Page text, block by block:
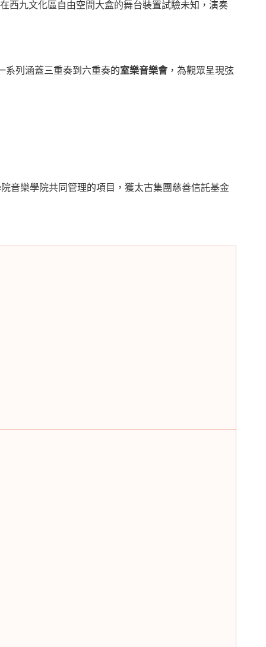
西九文化區自由空間大盒的舞台裝置試驗未知，演奏
列涵蓋三重奏到六重奏的室樂音樂會，為觀眾呈現弦
音樂學院共同管理的項目，獲太古集團慈善信託基金